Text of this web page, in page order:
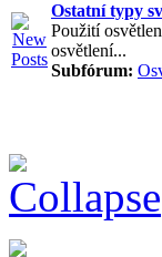
Ostatní typy
Použití
osvětlení...
Subfórum: